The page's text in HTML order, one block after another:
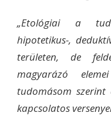
„Etológiai a
hipotetikus-,
területen, de
magyarázó
tudomásom szerint
kapcsolatos